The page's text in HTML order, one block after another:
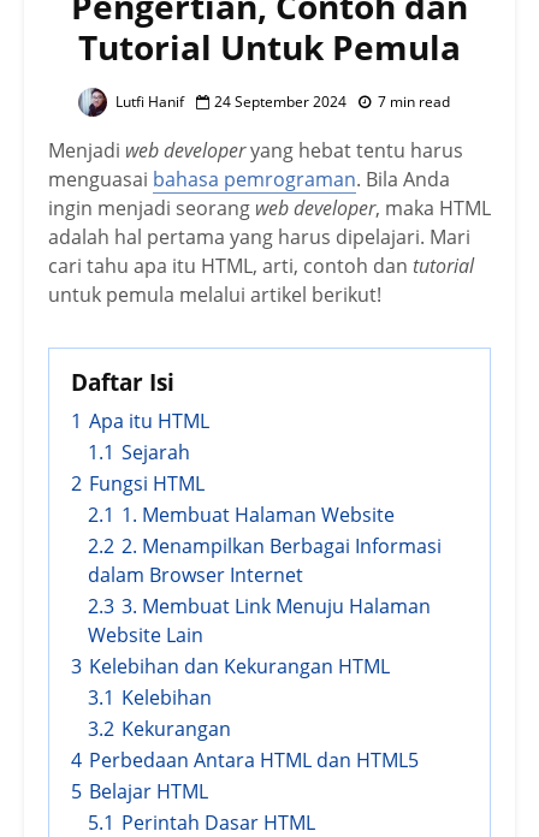
Tutorial Untuk Pemula
Lutfi Hanif 24 September 2024 7 min read
Menjadi web developeryang hebat tentu harus
menguasai bahasa pemrograman. Bila Anda
ingin menjadi seorang web developer, maka HTML
adalah hal pertama yang harus dipelajari. Mari
cari tahu apa itu HTML, arti, contoh dan tutorial
untuk pemula melalui artikel berikut!
Daftar Isi
1 Apa itu HTML
1.1 Sejarah
2 Fungsi HTML
2.1 1. Membuat Halaman Website
2.2 2. Menampilkan Berbagai Informasi
dalam Browser Internet
2.3 3. Membuat Link Menuju Halaman
Website Lain
3 Kelebihan dan Kekurangan HTML
3.1 Kelebihan
3.2 Kekurangan
4 Perbedaan Antara HTML dan HTML5
5 Belajar HTML
5.1 Perintah Dasar HTML